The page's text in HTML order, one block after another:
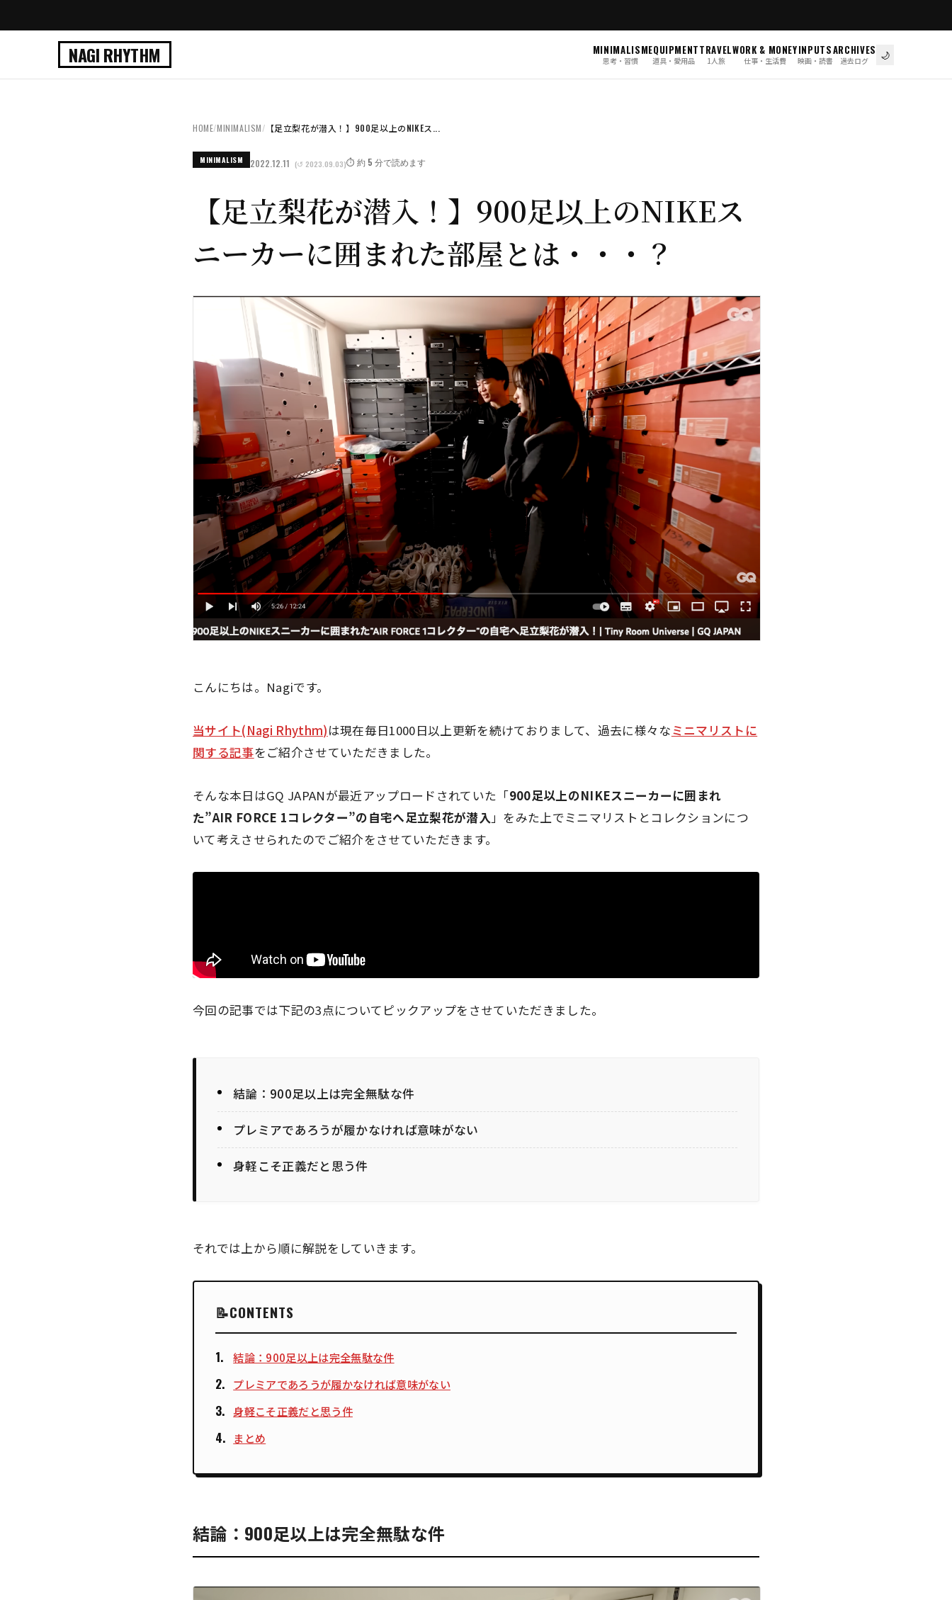
NAGI RHYTHM MINIMALISM
思考・習慣
EQUIPMENT
道具・愛用品
TRAVEL
1人旅
WORK & MONEY
仕事・生活費
INPUTS
映画・読書
ARCHIVES
過去ログ 🌙
HOME/MINIMALISM/ 【足立梨花が潜入！】900足以上のNIKEス...
MINIMALISM 2022.12.11 (↺ 2023.09.03)⏱️ 約 5 分で読めます
【足立梨花が潜入！】900足以上のNIKEス
ニーカーに囲まれた部屋とは・・・？
こんにちは。Nagiです。
当サイト(Nagi Rhythm)は現在毎日1000日以上更新を続けておりまして、過去に様々なミニマリストに
関する記事をご紹介させていただきました。
そんな本日はGQ JAPANが最近アップロードされていた「900足以上のNIKEスニーカーに囲まれ
た”AIR FORCE 1コレクター”の自宅へ足立梨花が潜入」をみた上でミニマリストとコレクションにつ
いて考えさせられたのでご紹介をさせていただきます。
今回の記事では下記の3点についてピックアップをさせていただきました。
結論：900足以上は完全無駄な件
プレミアであろうが履かなければ意味がない
身軽こそ正義だと思う件
それでは上から順に解説をしていきます。
CONTENTS
結論：900足以上は完全無駄な件
プレミアであろうが履かなければ意味がない
身軽こそ正義だと思う件
まとめ
結論：900足以上は完全無駄な件